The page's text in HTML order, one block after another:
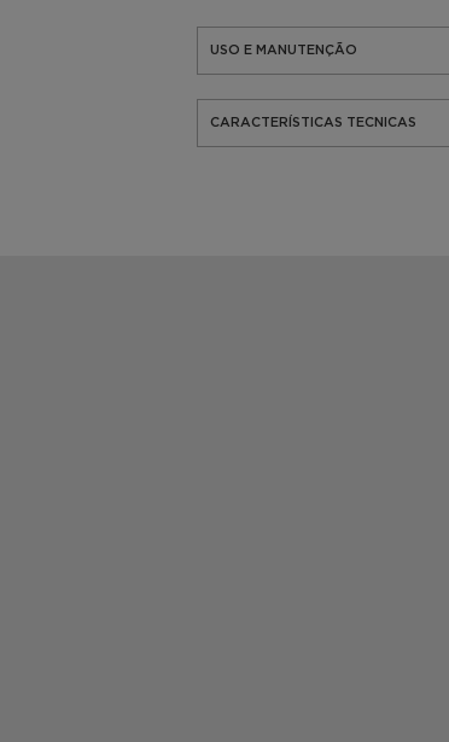
USO E MANUTENÇÃO
CARACTERÍSTICAS TECNICAS